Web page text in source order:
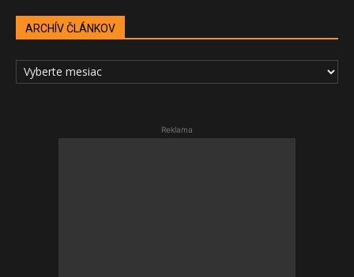
ARCHÍV ČLÁNKOV
ARCHÍV
ČLÁNKOV
Reklama